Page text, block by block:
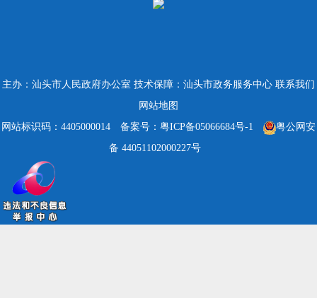
主办：汕头市人民政府办公室 技术保障：汕头市政务服务中心 联系我们
网站地图
网站标识码：4405000014
备案号：粤ICP备05066684号-1
粤公网安
备 44051102000227号